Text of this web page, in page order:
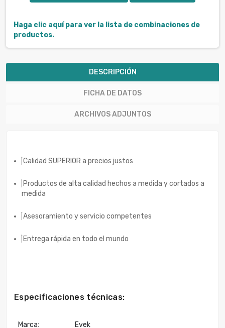
Haga clic aquí para ver la lista de combinaciones de
productos.
DESCRIPCIÓN
FICHA DE DATOS
ARCHIVOS ADJUNTOS
Calidad SUPERIOR a precios justos
Productos de alta calidad hechos a medida y cortados a
medida
Asesoramiento y servicio competentes
Entrega rápida en todo el mundo
Especificaciones técnicas:
Marca: Evek